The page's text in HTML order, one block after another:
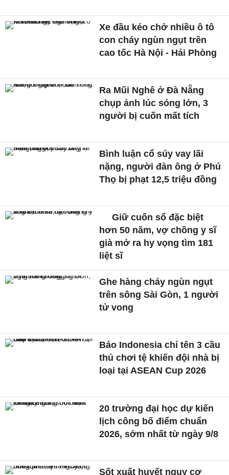
Xe đầu kéo chở nhiều ô tô
con cháy ngùn ngụt trên
cao tốc Hà Nội - Hải Phòng
Ra Mũi Nghê ở Đà Nẵng
chụp ảnh lúc sóng lớn, 3
người bị cuốn mất tích
Bình luận cổ súy vay lãi
nặng, người đàn ông ở Phú
Thọ bị phạt 12,5 triệu đồng
Giữ cuốn sổ đặc biệt
hơn 50 năm, vợ chồng y sĩ
già mở ra hy vọng tìm 181
liệt sĩ
Ghe hàng cháy ngùn ngụt
trên sông Sài Gòn, 1 người
tử vong
Báo Indonesia chỉ tên 3 cầu
thủ chơi tệ khiến đội nhà bị
loại tại ASEAN Cup 2026
20 trường đại học dự kiến
lịch công bố điểm chuẩn
2026, sớm nhất từ ngày 9/8
Sốt xuất huyết nguy cơ